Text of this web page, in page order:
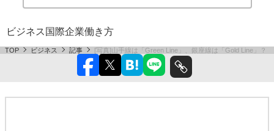
ビジネス 国際企業働き方
TOP ビジネス 記事 [写真]山手線は「Green Line」、銀座線は「Gold Line」？